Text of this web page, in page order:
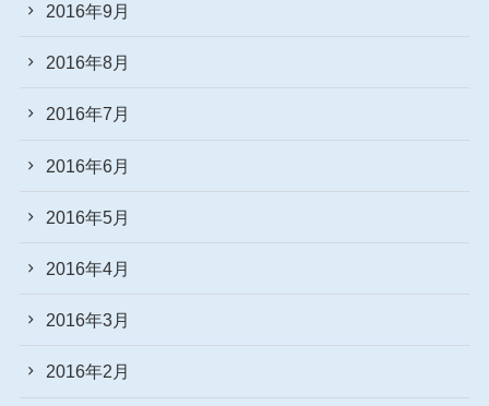
2016年9月
2016年8月
2016年7月
2016年6月
2016年5月
2016年4月
2016年3月
2016年2月